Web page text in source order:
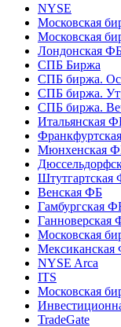
NYSE
Московская
Московская
Лондонская
СПБ Биржа
СПБ биржа.
СПБ биржа.
СПБ биржа.
Итальянская
Мюнхенская
Штутгартская
Венская ФБ
Гамбургская
Ганноверская
Московская
Мексиканская
NYSE Arca
ITS
Московская
TradeGate